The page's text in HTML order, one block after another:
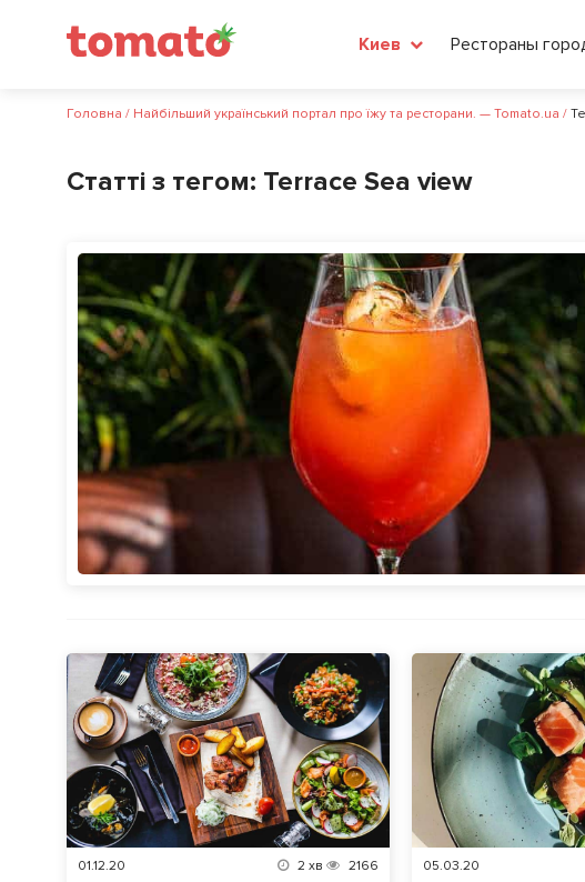
Киев Рестораны
Головна / Найбільший український портал про їжу та ресторани. — Tomato.ua /
Статті з тегом: Terrace Sea view
01.12.20 2 хв
2166
05.03.20